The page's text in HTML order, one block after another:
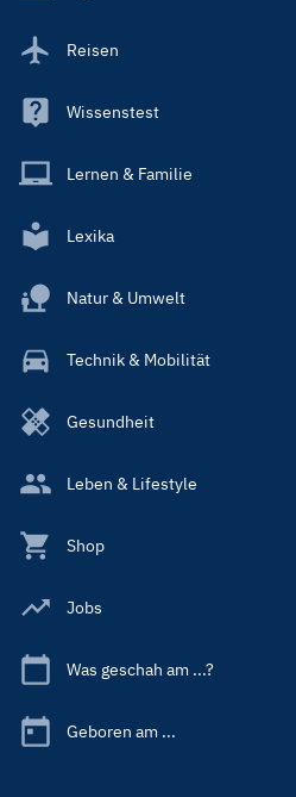
Reisen
Wissenstest
Lernen & Familie
Lexika
Natur & Umwelt
Technik & Mobilität
Gesundheit
Leben & Lifestyle
Shop
Jobs
Was geschah am ...?
Geboren am ...